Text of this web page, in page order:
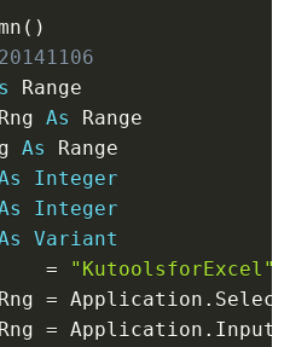
( )
Range
As Range
As Range
Integer
Integer
Variant
=
"KutoolsforExcel"
= Application .
= Application .